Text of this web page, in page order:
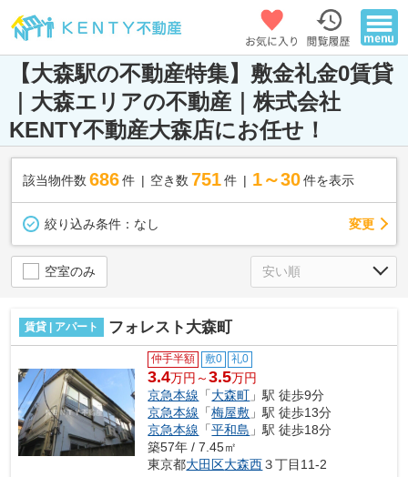
【大森駅の不動産特集】敷金礼金0賃貸
｜大森エリアの不動産｜株式会社
KENTY不動産大森店にお任せ！
該当物件数 686件 空き数 751 件 1～30 件を表示
絞り込み条件： なし 変更
空室のみ
賃貸 | アパート フォレスト大森町
仲手半額 敷0 礼0
3.4万円～3.5万円
京急本線 「大森町 」駅 徒歩9分
京急本線 「梅屋敷 」駅 徒歩13分
京急本線 「平和島 」駅 徒歩18分
築57年 / 7.45㎡
東京都大田区大森西３丁目11-2